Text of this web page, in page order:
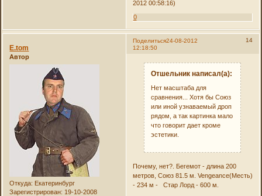
2012 00:58:16)
0
Поделиться 14
24-08-2012
12:18:50
E.tom
Автор
Откуда: Екатеринбург
Зарегистрирован: 19-10-2008
Отшельник написал(а):
Нет масштаба для
сравнения... Хотя бы Союз
или иной узнаваемый дроп
рядом, а так картинка мало
что говорит дает кроме
эстетики.
Почему, нет?. Бегемот - длина 200
метров, Союз 81.5 м. Vengeance(Месть)
- 234 м - Стар Лорд - 600 м.